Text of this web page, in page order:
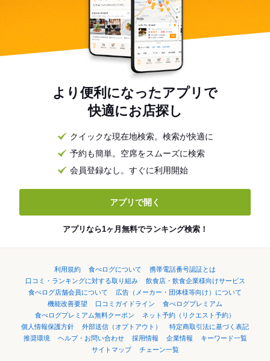
より便利になったアプリで
快適にお店探し
クイックな現在地検索。検索が快適に
予約も簡単。空席をスムーズに検索
会員登録なし。すぐに利用開始
アプリで開く
アプリなら1ヶ月無料でランキング検索！
利用規約 食べログについて
携帯電話番号認証とは
口コミ・ランキングに対する取り組み
飲食店・飲食企業様向けサービス
食べログ店舗会員について
広告（メーカー・団体様等向け）について
機能改善要望
口コミガイドライン
食べログプレミアム
食べログプレミアム無料クーポン
ネット予約（リクエスト予約）
個人情報保護方針
外部送信（オプトアウト）
特定商取引法に基づく表記
推奨環境
ヘルプ・お問い合わせ 採用情報 企業情報
キーワード一覧
サイトマップ
チェーン一覧